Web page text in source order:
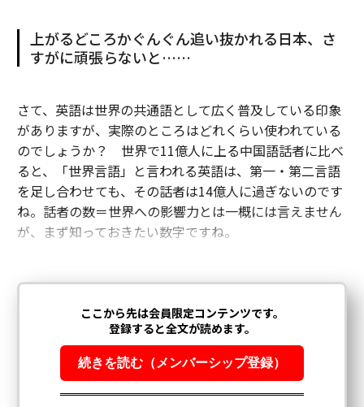
上がるどころかぐんぐん追い抜かれる日本、さ
すがに頑張らないと……
さて、英語は世界の共通語として広く普及している印象
がありますが、実際のところはどれくらい使われている
のでしょうか？ 世界で11億人に上る中国語話者に比べ
ると、「世界言語」と言われる英語は、第一・第二言語
を足し合わせても、その話者は14億人に過ぎないのです
ね。話者の数＝世界への影響力とは一概には言えません
が、まず知っておきたい数字ですね。